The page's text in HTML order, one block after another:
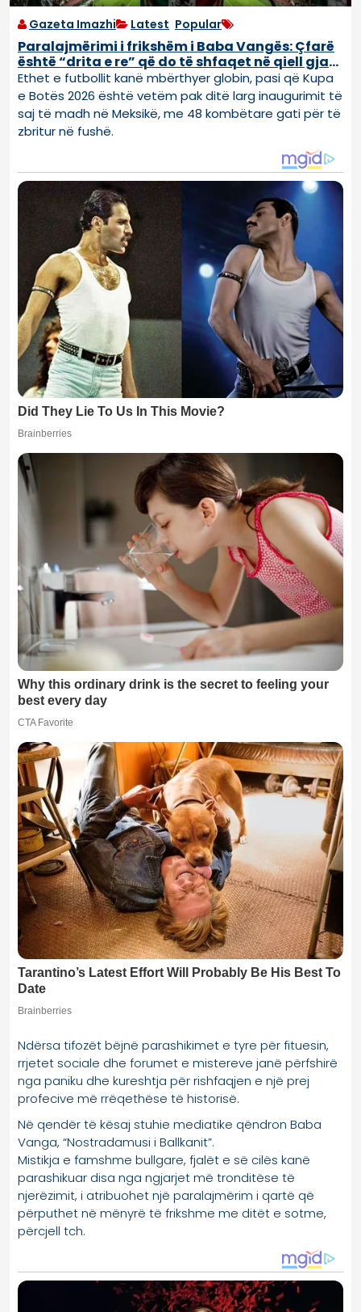
Gazeta Imazhi Latest Popular
Paralajmërimi i frikshëm i Baba Vangës: Çfarë
është “drita e re” që do të shfaqet në qiell gjatë
Botërorit 2026?
Ethet e futbollit kanë mbërthyer globin, pasi që Kupa
e Botës 2026 është vetëm pak ditë larg inaugurimit të
saj të madh në Meksikë, me 48 kombëtare gati për të
zbritur në fushë.
Ndërsa tifozët bëjnë parashikimet e tyre për fituesin,
rrjetet sociale dhe forumet e mistereve janë përfshirë
nga paniku dhe kureshtja për rishfaqjen e një prej
profecive më rrëqethëse të historisë.
Në qendër të kësaj stuhie mediatike qëndron Baba
Vanga, “Nostradamusi i Ballkanit”.
Mistikja e famshme bullgare, fjalët e së cilës kanë
parashikuar disa nga ngjarjet më tronditëse të
njerëzimit, i atribuohet një paralajmërim i qartë që
përputhet në mënyrë të frikshme me ditët e sotme,
përcjell tch.